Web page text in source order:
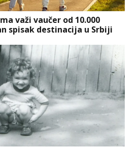
važi vaučer od 10.000
spisak destinacija u Srbiji